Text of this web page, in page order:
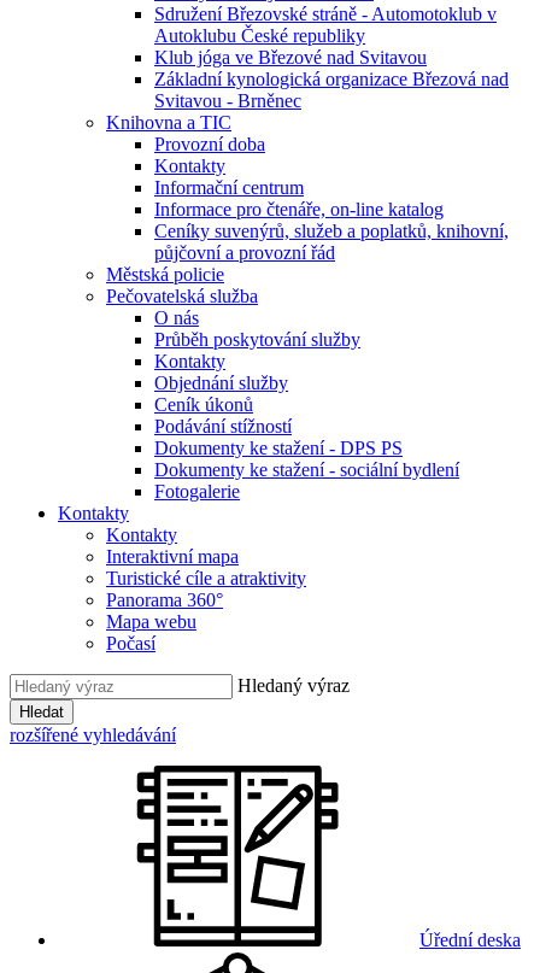
Sdružení Březovské stráně - Automotoklub v
Autoklubu České republiky
Klub jóga ve Březové nad Svitavou
Základní kynologická organizace Březová nad
Svitavou - Brněnec
Knihovna a TIC
Provozní doba
Kontakty
Informační centrum
Informace pro čtenáře, on-line katalog
Ceníky suvenýrů, služeb a poplatků, knihovní,
půjčovní a provozní řád
Městská policie
Pečovatelská služba
O nás
Průběh poskytování služby
Kontakty
Objednání služby
Ceník úkonů
Podávání stížností
Dokumenty ke stažení - DPS PS
Dokumenty ke stažení - sociální bydlení
Fotogalerie
Kontakty
Kontakty
Interaktivní mapa
Turistické cíle a atraktivity
Panorama 360°
Mapa webu
Počasí
Hledaný výraz
Hledat
rozšířené vyhledávání
Úřední deska